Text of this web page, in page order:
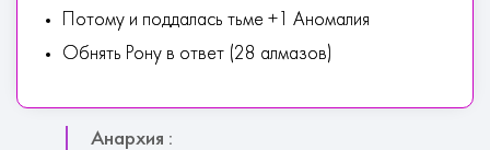
Потому и поддалась тьме +1 Аномалия
Обнять Рону в ответ (28 алмазов)
Анархия :